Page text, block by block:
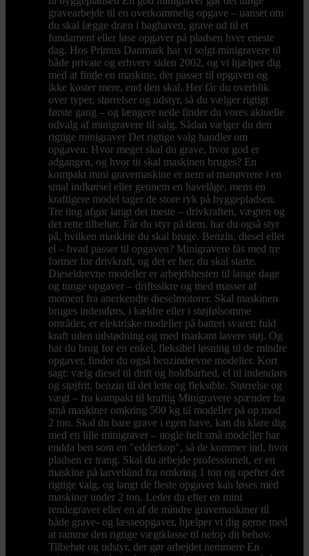
gravearbejde til en overkommelig opgave – uanset om
du skal lægge dræn i baghaven, grave ud til et
fundament eller løse opgaver på pladsen hver eneste
dag. Hos Primus Danmark har vi solgt minigravere til
både private og erhverv siden 2002, og vi hjælper dig
med at finde en maskine, der passer til opgaven og
ikke koster mere, end den skal. Her får du overblik
over typer, størrelser og udstyr, så du vælger rigtigt
første gang – og længere nede finder du vores aktuelle
udvalg af minigravere til salg. Sådan vælger du den
rigtige minigraver Det rigtige valg handler om
opgaven: Hvor meget skal du grave, hvor god er
adgangen, og hvor tit skal maskinen bruges? En
kompakt mini gravemaskine er nem at manøvrere i en
smal indkørsel eller gennem en havelåge, mens en
kraftigere model tager de store ryk på byggepladsen.
Tre ting afgør langt det meste – drivkraften, vægten og
det rette tilbehør. Får du styr på dem, har du også styr
på, hvilken maskine du skal bruge. Benzin, diesel eller
el – hvad passer til opgaven? Minigravere fås med tre
former for drivkraft, og det er her, du skal starte.
Dieseldrevne modeller er arbejdshesten til lange dage
og tunge opgaver – driftssikre og med masser af
moment fra anerkendte dieselmotorer. Skal maskinen
bruges indendørs, i kældre eller i støjfølsomme
områder, er elektriske modeller på batteri svaret: fuld
kraft uden udstødning og med markant lavere støj. Og
har du brug for en enkel, fleksibel løsning til de mindre
opgaver, finder du også benzindrevne modeller. Kort
sagt: vælg diesel til drift og holdbarhed, el til indendørs
og støjfrit, benzin til det lette og fleksible. Størrelse og
vægt – fra kompakt til kraftig Minigravere spænder fra
små maskiner omkring 500 kg til modeller på op mod
2 ton. Skal du bare grave i egen have, kan du klare dig
med en lille minigraver – nogle helt små modeller har
endda ben som en "edderkop", så de kommer ind, hvor
pladsen er trang. Skal du arbejde professionelt, er en
maskine på larvebånd fra omkring 1 ton og opefter det
rigtige valg, og langt de fleste opgaver kan løses med
maskiner under 2 ton. Leder du efter en mini
rendegraver eller en af de mindre gravemaskiner til
både grave- og læsseopgaver, hjælper vi dig gerne med
at ramme den rigtige vægtklasse til netop dit behov.
Tilbehør og udstyr, der gør arbejdet nemmere En